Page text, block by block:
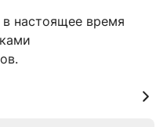
в настоящее время